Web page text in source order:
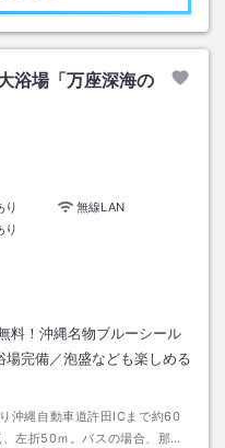
浴場「万座深海の
り
無線LAN
り
料！沖縄名物ブルーシール
完備／泡盛なども楽しめる
沖縄自動車道許田ICまで約60
左折50ｍ。バスの場合、那覇